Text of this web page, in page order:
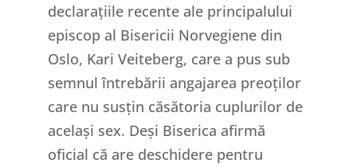
declarațiile recente ale principalului
episcop al Bisericii Norvegiene din
Oslo, Kari Veiteberg, care a pus sub
semnul întrebării angajarea preoților
care nu susțin căsătoria cuplurilor de
același sex. Deși Biserica afirmă
oficial că are deschidere pentru